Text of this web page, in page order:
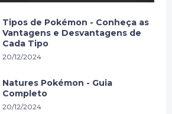
Tipos de Pokémon - Conheça as
Vantagens e Desvantagens de
Cada Tipo
20/12/2024
Natures Pokémon - Guia
Completo
20/12/2024